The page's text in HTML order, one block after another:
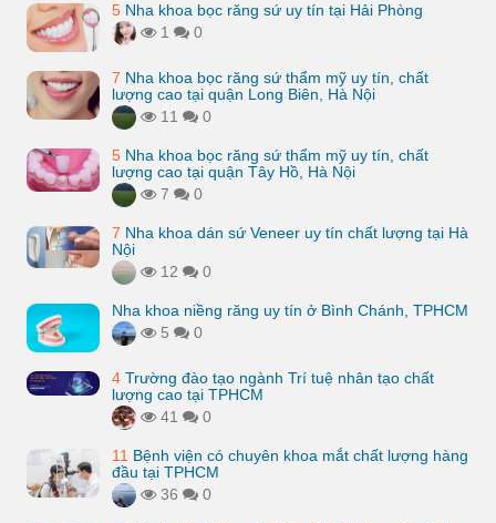
5 Nha khoa bọc răng sứ uy tín tại Hải Phòng
1
0
7 Nha khoa bọc răng sứ thẩm mỹ uy tín, chất
lượng cao tại quận Long Biên, Hà Nội
11
0
5 Nha khoa bọc răng sứ thẩm mỹ uy tín, chất
lượng cao tại quận Tây Hồ, Hà Nội
7
0
7 Nha khoa dán sứ Veneer uy tín chất lượng tại Hà
Nội
12
0
Nha khoa niềng răng uy tín ở Bình Chánh, TPHCM
5
0
4 Trường đào tạo ngành Trí tuệ nhân tạo chất
lượng cao tại TPHCM
41
0
11 Bệnh viện có chuyên khoa mắt chất lượng hàng
đầu tại TPHCM
36
0